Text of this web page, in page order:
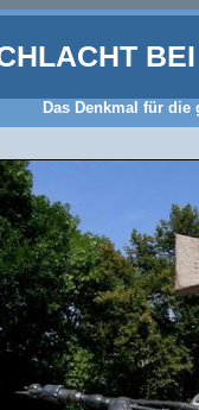
Das Denkmal für